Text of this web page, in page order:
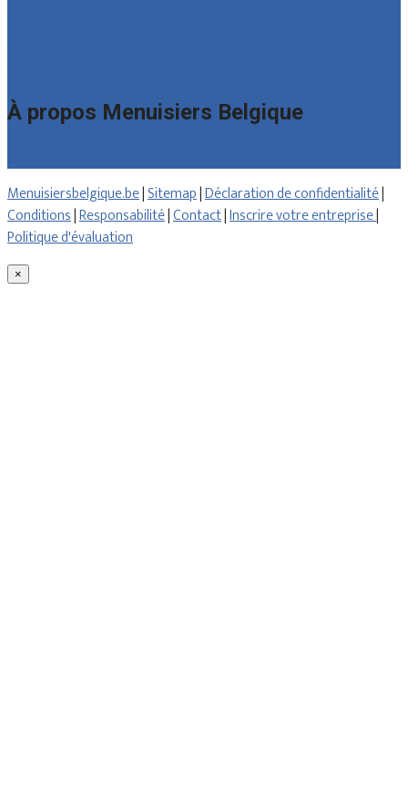
À propos Menuisiers Belgique
Menuisiersbelgique.be|Sitemap|Déclaration de confidentialité|
Conditions|Responsabilité|Contact|Inscrire votre entreprise|
Politique d'évaluation
×